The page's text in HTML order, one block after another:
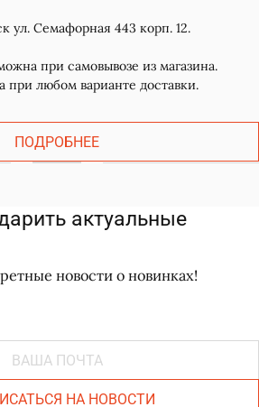
ул. Семафорная 443 корп. 12.
при самовывозе из магазина.
при любом варианте доставки.
ПОДРОБНЕЕ
актуальные
новости о новинках!
НА НОВОСТИ